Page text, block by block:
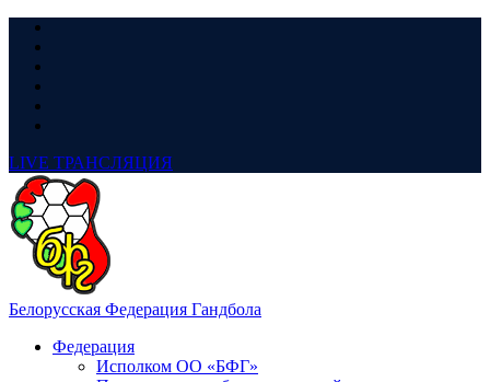
LIVE ТРАНСЛЯЦИЯ
Белорусская Федерация Гандбола
Федерация
Исполком ОО «БФГ»